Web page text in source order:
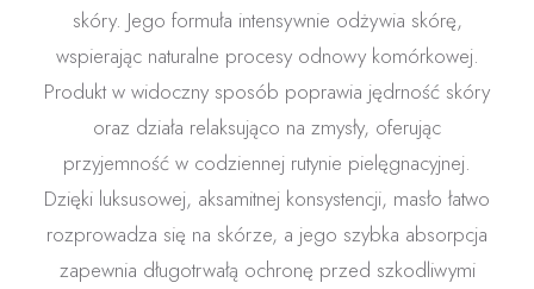
skóry. Jego formuła intensywnie odżywia skórę,
wspierając naturalne procesy odnowy komórkowej.
Produkt w widoczny sposób poprawia jędrność skóry
oraz działa relaksująco na zmysły, oferując
przyjemność w codziennej rutynie pielęgnacyjnej.
Dzięki luksusowej, aksamitnej konsystencji, masło łatwo
rozprowadza się na skórze, a jego szybka absorpcja
zapewnia długotrwałą ochronę przed szkodliwymi